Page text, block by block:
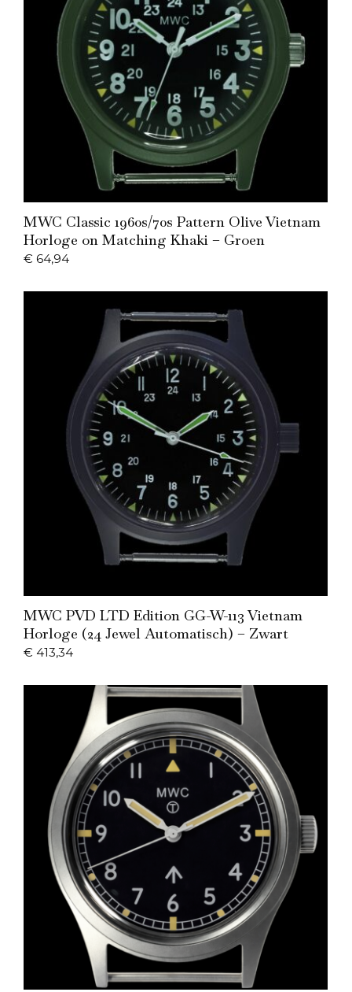
MWC Classic 1960s/70s Pattern Olive Vietnam
Horloge on Matching Khaki – Groen
€ 64,94
MWC PVD LTD Edition GG-W-113 Vietnam
Horloge (24 Jewel Automatisch) – Zwart
€ 413,34